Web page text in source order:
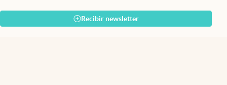
Recibir newsletter